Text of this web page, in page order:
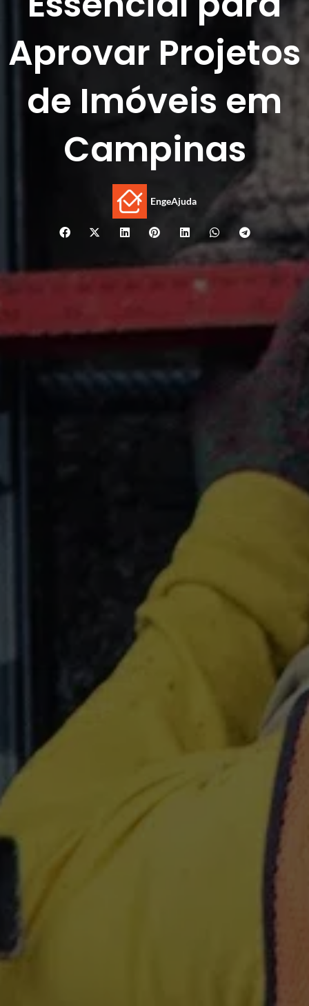
Aprovar Projetos
de Imóveis em
Campinas
EngeAjuda